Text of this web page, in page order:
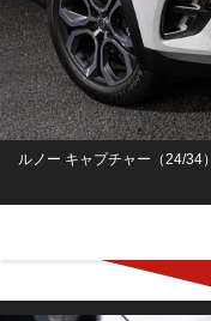
ルノー キャプチャー（24/34）